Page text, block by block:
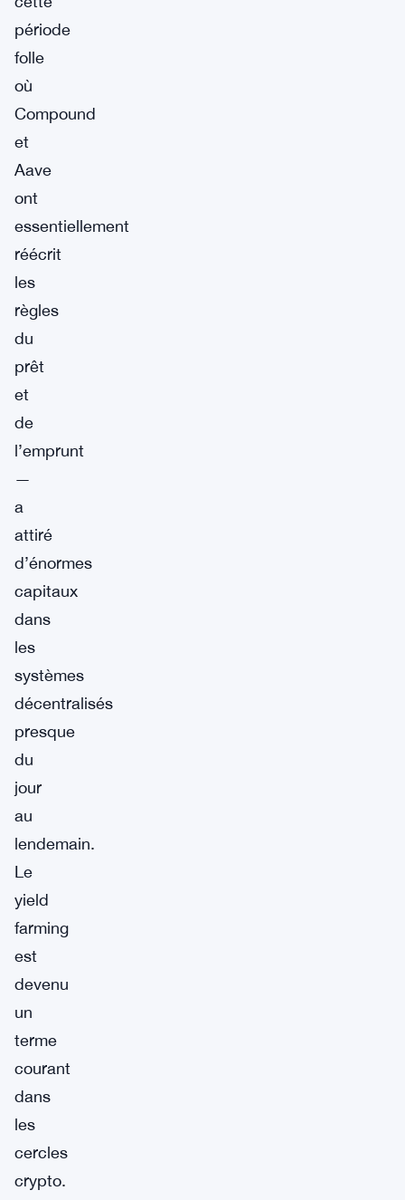
période
folle
où
Compound
et
Aave
ont
essentiellement
réécrit
les
règles
du
prêt
et
de
l’emprunt
—
a
attiré
d’énormes
capitaux
dans
les
systèmes
décentralisés
presque
du
jour
au
lendemain.
Le
yield
farming
est
devenu
un
terme
courant
dans
les
cercles
crypto.